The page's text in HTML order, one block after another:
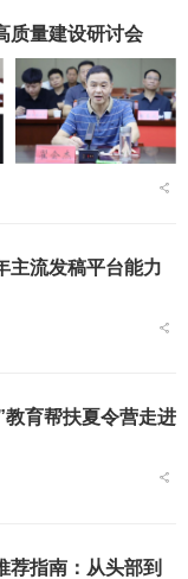
质量建设研讨会
主流发稿平台能力
育帮扶夏令营走进
荐指南：从头部到